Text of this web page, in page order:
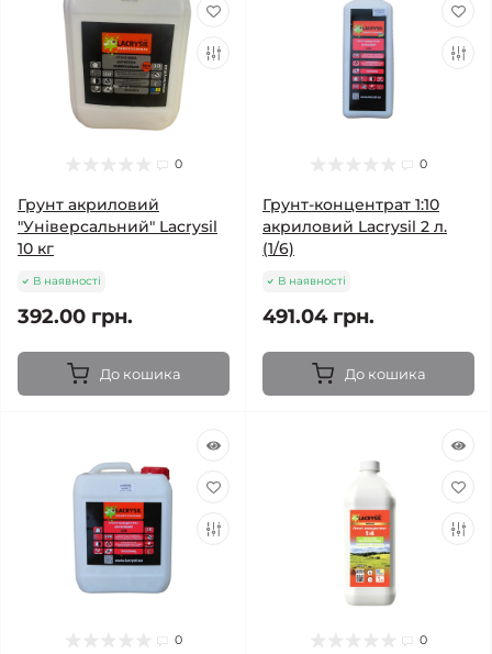
0
Грунт акриловий
"Універсальний" Lacrysil
10 кг
В наявності
392.00 грн.
До кошика
0
Грунт-концентрат 1:10
акриловий Lacrysil 2 л.
(1/6)
В наявності
491.04 грн.
До кошика
0 0